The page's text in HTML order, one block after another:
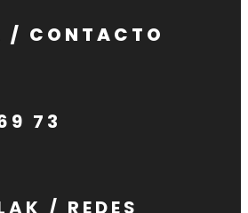
/ CONTACTO
73
/ REDES